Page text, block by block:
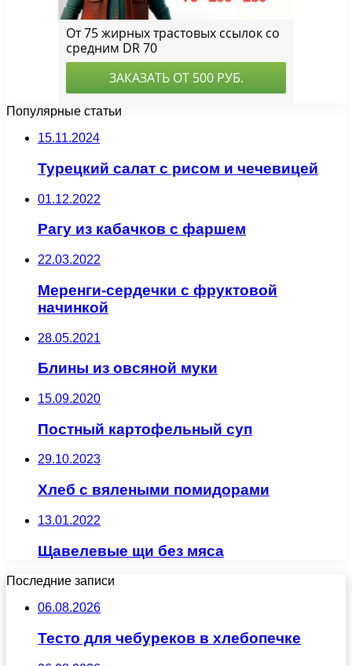
Популярные статьи
15.11.2024
Турецкий салат с рисом и чечевицей
01.12.2022
Рагу из кабачков с фаршем
22.03.2022
Меренги-сердечки с фруктовой
начинкой
28.05.2021
Блины из овсяной муки
15.09.2020
Постный картофельный суп
29.10.2023
Хлеб с вялеными помидорами
13.01.2022
Щавелевые щи без мяса
Последние записи
06.08.2026
Тесто для чебуреков в хлебопечке